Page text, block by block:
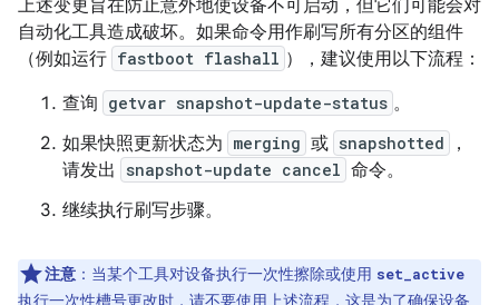
上述变更旨在防止意外地使设备不可启动，但它们可能会对
自动化工具造成破坏。如果命令用作刷写所有分区的组件
（例如运行 fastboot flashall ），建议使用以下流程：
查询 getvar snapshot-update-status 。
如果快照更新状态为 merging 或 snapshotted
，
请发出
snapshot-update cancel 命令。
继续执行刷写步骤。
注意 ： 当某个工具对设备执行一次性擦除或使用 set_active
执行一次性槽号更改时，请不要使用上述流程，这是为了确保设备